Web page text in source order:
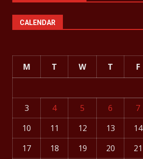
CALENDAR
M T W T F
3
4 5 6 7
10
11 12 13 14
17
18 19 20 21